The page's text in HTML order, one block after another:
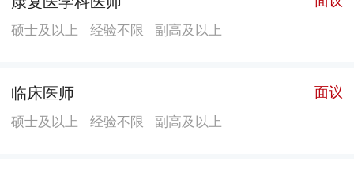
硕士及以上 经验不限 副高及以上
临床医师 面议
硕士及以上 经验不限 副高及以上